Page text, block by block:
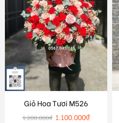
Giỏ Hoa Tươi M526
1.200.000₫ 1.100.000₫